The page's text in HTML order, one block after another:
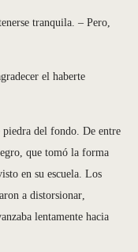
tranquila. – Pero,
el haberte
del fondo. De entre
que tomó la forma
en su escuela. Los
a distorsionar,
lentamente hacia